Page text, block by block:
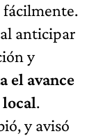
fácilmente.
anticipar
y
el avance
.
y avisó